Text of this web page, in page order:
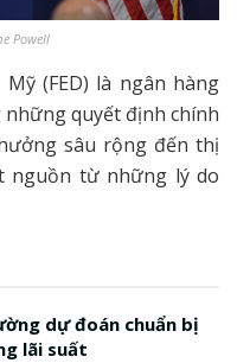
Powell
(FED) là ngân hàng
quyết định chính
sâu rộng đến thị
nguồn từ những lý do
dự đoán chuẩn bị
lãi suất